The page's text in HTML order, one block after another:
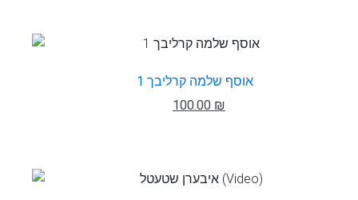
אוסף שלמה קרליבך 1
100.00 ₪